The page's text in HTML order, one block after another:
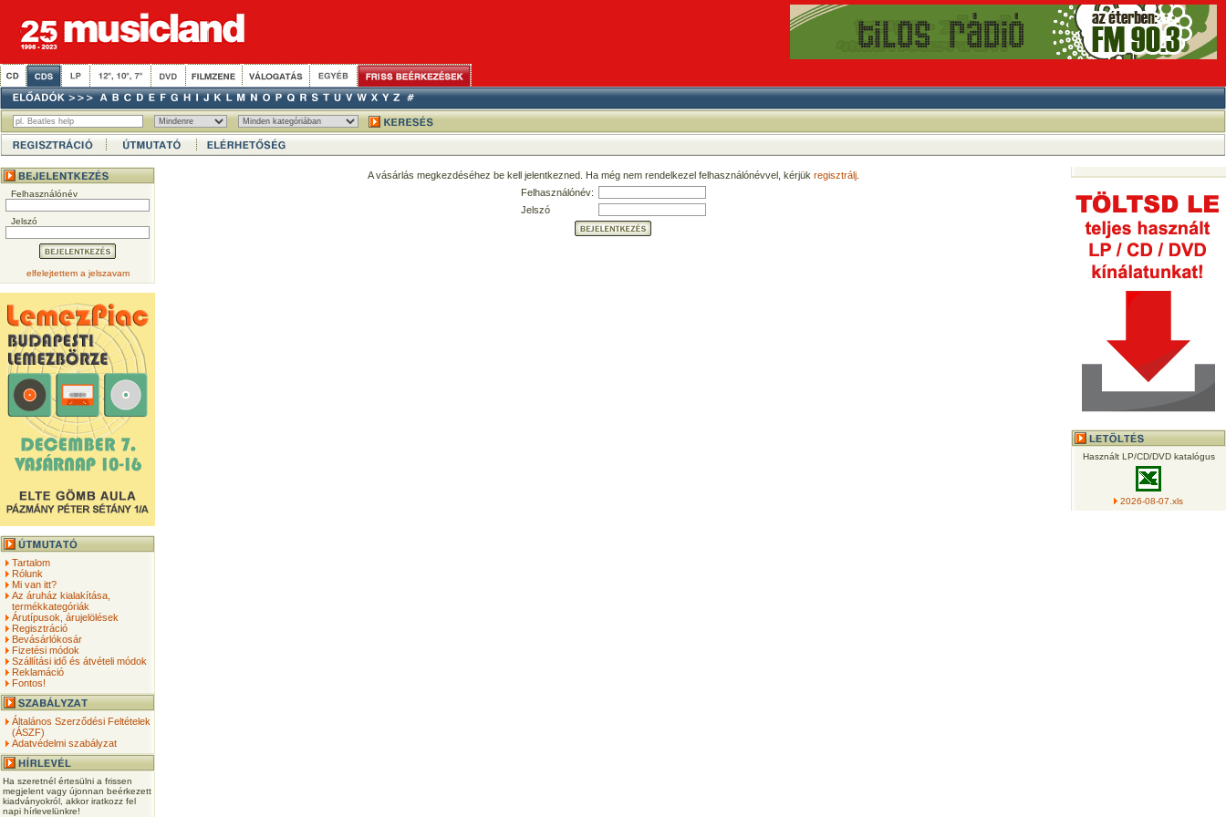
Felhasználónév
Jelszó
elfelejtettem a jelszavam
Tartalom
Rólunk
Mi van itt?
Az áruház kialakítása,
termékkategóriák
Árutípusok, árujelölések
Regisztráció
Bevásárlókosár
Fizetési módok
Szállítási idő és átvételi módok
Reklamáció
Fontos!
Általános Szerződési Feltételek
(ÁSZF)
Adatvédelmi szabályzat
Ha szeretnél értesülni a frissen
megjelent vagy újonnan beérkezett
kiadványokról, akkor iratkozz fel
napi hírlevelünkre!
A vásárlás megkezdéséhez be kell jelentkezned. Ha még nem rendelkezel felhasználónévvel, kérjük regisztrálj.
Felhasználónév:
Jelszó
Használt LP/CD/DVD katalógus
2026-08-07.xls